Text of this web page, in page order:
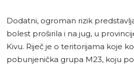
Dodatni, ogroman rizik
bolest proširila i na jug, u
Kivu. Riječ je o teritorijama koje
pobunjenička grupa M23, koju